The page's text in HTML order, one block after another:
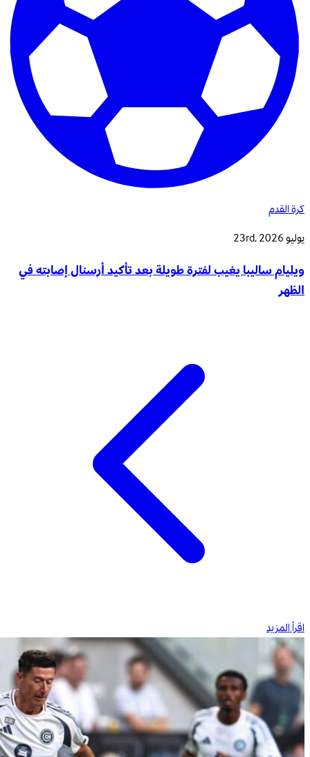
كرة القدم
يوليو 23rd, 2026
ويليام ساليبا يغيب لفترة طويلة بعد تأكيد أرسنال إصابته في
الظهر
اقرأ المزيد